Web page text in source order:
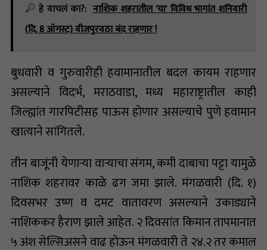
हे वाचलं का?: नाशिक शहरातील 'या' विविध भागांत शनिवारी
(दि. 8 ऑगस्ट) वीजपुरवठा बंद राहणार !
बुधवारी व गुरुवारीही हवामानातील बदल कायम राहणार
असल्याने विदर्भ, मराठवाडा, मध्य महाराष्ट्रातील काही
जिल्ह्यांत गारपिटीसह पाऊस होणार असल्याचे पुणे हवामान
खात्याने सांगितले.
तीन बाजूंनी येणाऱ्या वाऱ्याचा संगम, कमी दाबाचा पट्टा यामुळे
नाशिक शहरावर काळे ढग जमा झाले. मंगळवारी (दि. १)
दिवसभर उष्ण व दमट वातावरण असल्याने उकाड्याने
नाशिककर हैराण झाले आहेत. २ दिवसांत किमान तापमानात
५ अंश सेल्सिअसने वाढ होऊन मंगळवारी ते २४.२ तर कमाल